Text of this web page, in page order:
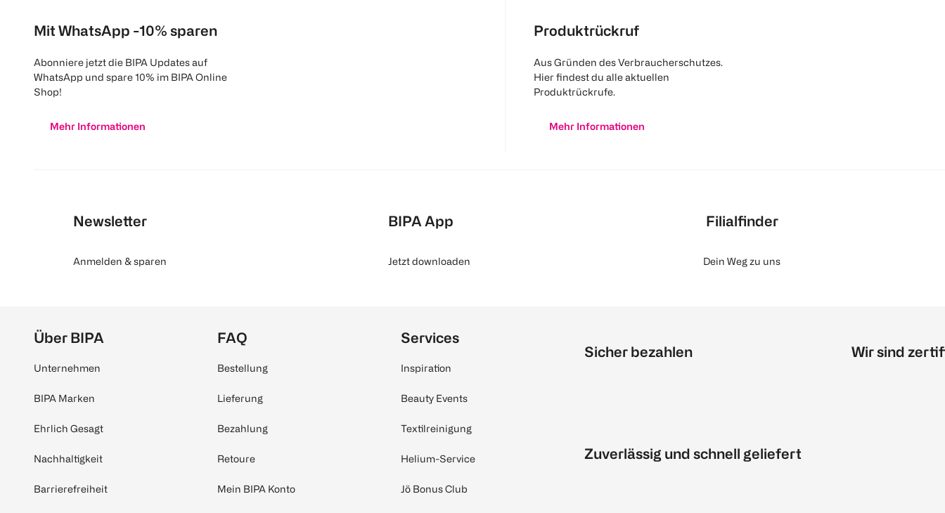
Mit WhatsApp -10% sparen
Abonniere jetzt die BIPA Updates auf
WhatsApp und spare 10% im BIPA Online
Shop!
Mehr Informationen
Produktrückruf
Aus Gründen des Verbraucherschutzes.
Hier findest du alle aktuellen
Produktrückrufe.
Mehr Informationen
Newsletter
Anmelden & sparen
BIPA App
Jetzt downloaden
Filialfinder
Dein Weg zu uns
Über BIPA
Unternehmen
BIPA Marken
Ehrlich Gesagt
Nachhaltigkeit
Barrierefreiheit
FAQ
Bestellung
Lieferung
Bezahlung
Retoure
Mein BIPA Konto
Services
Inspiration
Beauty Events
Textilreinigung
Helium-Service
Jö Bonus Club
Sicher bezahlen
Zuverlässig und schnell geliefert
Wir sind